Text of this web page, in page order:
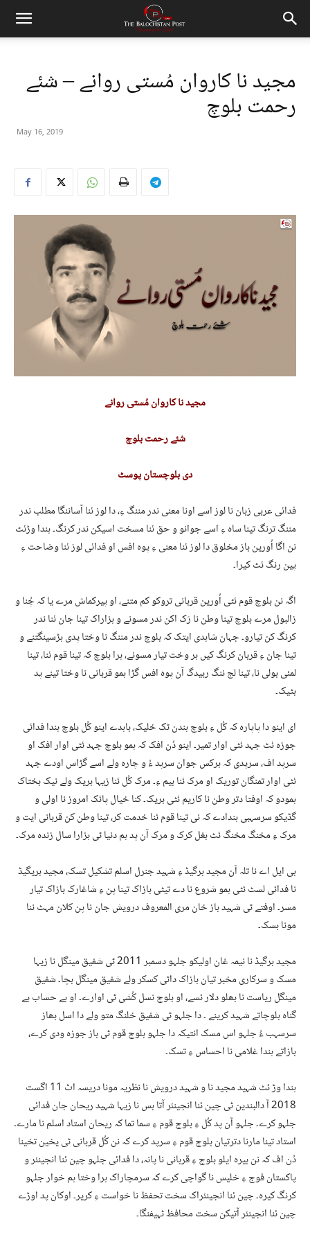
مجید نا کاروان مُستی روانے – شئے
رحمت بلوچ
May 16, 2019
مجید نا کاروان مُستی روانے
شئے رحمت بلوچ
دی بلوچستان پوسٹ
فدائی عربی زبان نا لوز اسے اونا معنی ندر مننگ ءِ، دا لوز ئنا آساننگا مطلب ندر
مننگ ترنگ تینا ساہ ءِ اسے جوانو و حق ئنا مسخت اسیکن ندر کرنگ۔ ہندا وڑئٹ
نن اگا اُورین باز مخلوق دا لوز ئنا معنی ءِ پوہ افس او فدائی لوز ئنا وضاحت ءِ
پین رنگ ئٹ کیرا۔
اگہ نن بلوچ قوم ئٹی اُورین قربانی تروکو کم متنے، او پیرکماش مرے یا کہ چُنا و
زالبول مرے بلوچ تینا وطن نا رَک اکن ندر مسونے و ہزاراک تینا جان ئنا ندر
کرنگ کن تیارو۔ جہان شاہدی ایتک کہ بلوچ ندر مننگ نا وختا پدی ہڑسینگتنے و
تینا جان ءِ قربان کرنگ کیں ہر وخت تیار مسونے، ہرا بلوچ کہ تینا قوم ئنا، تینا
لمئی بولی نا، تینا لج ننگ ربیدگ آن پوہ افس گڑا ہمو قربانی نا وختا تینے پد
بٹیک۔
ای اینو دا پاپارہ کہ کُل ءِ بلوچ ہندن ٹک خلیک، باہدے اینو کُل بلوچ ہندا فدائی
جوزہ ئٹ جہد ئٹی اوار تمیر۔ اینو دُن افک کہ ہمو بلوچ جہد ئٹی اوار افک او
سرپد اف، سرپدی کہ ہرکس جوان سرپد ءُ و چارہ ولے اسے گڑاس اودے جہد
ئٹی اوار تمنگان توریک او مرک ئنا بیم ءِ۔ مرک کُل ئنا زیہا بریک ولے نیک بختاک
ہمودو کہ اوفتا دتر وطن نا کاریم ئٹی بریک۔ کنا خیال پائک امروز نا اولی و
گڈیکو سرسہبی ہندادے کہ نی تینا قوم ئنا خدمت کر، تینا وطن کن قربانی ایت و
مرک ءِ مخنگ مخنگ ئٹ بغل کرک و مرک آن پد ہم دنیا ٹی ہزارا سال زندہ مرک۔
بی ایل اے نا تلہ آن مجید برگیڈ ءِ شہید جنرل اسلم تشکیل تسک، مجید بریگیڈ
نا فدائی لسٹ ئٹی ہمو شروع نا دے تیٹی بازاک تینا پن ءِ شاغارک بازاک تیار
مسر۔ اوفتے ٹی شہید باز خان مری المعروف درویش جان نا پن کلان مہٹ ننا
مونا بسک۔
مجید برگیڈ نا نیمہ غان اولیکو جلہو دسمبر 2011 ٹی شفیق مینگل نا زیہا
مسک و سرکاری مخبر تیان بازاک داٹی کسکر ولے شفیق مینگل بچا۔ شفیق
مینگل ریاست نا بھلو دلار ئسے، او بلوچ نسل کُشی ٹی اوارے۔ او بے حساب بے
گناہ بلوچاتے شہید کرینے ۔ دا جلہو ٹی شفیق خلنگ متو ولے دا اسل بھاز
سرسہب ءُ جلہو اس مسک انتیکہ دا جلہو بلوچ قوم ٹی باز جوزہ ودی کرے،
بازاتے ہندا غلامی نا احساس ءِ تسک۔
ہندا وڑ ئٹ شہید مجید نا و شہید درویش نا نظریہ مونا دریسہ اٹ 11 اگست
2018 آ دالبندین ٹی چین ئنا انجینئر آتا بس نا زیہا شہید ریحان جان فدائی
جلہو کرے۔ جلہو آن پد کُل ءِ بلوچ قوم ءِ سما تما کہ ریحان استاد اسلم نا مارے۔
استاد تینا مارنا دترتیان بلوچ قوم ءِ سرپد کرے کہ نن کُل قربانی ٹی یخین تخینا
دُن اف کہ نن بیرہ ایلو بلوچ ءِ قربانی نا پانہ، دا فدائی جلہو چین ئنا انجینئر و
پاکستان فوج ءِ خلیس نا گواچی کرے کہ سرمچاراک ہرا وختا ہم خوار جلہو
کرنگ کیرہ۔ چین ئنا انجینئراک سخت تحفظ نا خواست ءِ کریر۔ اوکان پد اوڑے
چین ئنا انجینئر آتیکن سخت محافظ ٹہیفنگا۔